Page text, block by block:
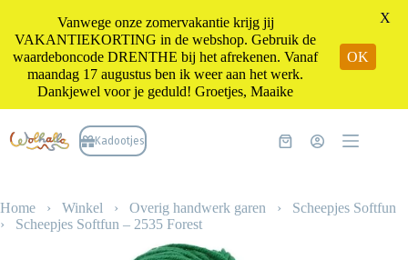
naar
de
Kadootjes Winkelwagen
Home › Winkel › Overig handwerk garen › Scheepjes Softfun
› Scheepjes Softfun – 2535 Forest
Vanwege onze zomervakantie krijg jij
VAKANTIEKORTING in de webshop. Gebruik de
waardeboncode DRENTHE bij het afrekenen. Vanaf
maandag 17 augustus ben ik weer aan het werk.
Dankjewel voor je geduld! Groetjes, Maaike
OK
X